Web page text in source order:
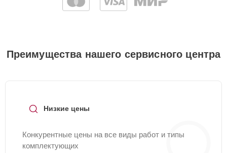
Преимущества нашего сервисного центра
Низкие цены
Конкурентные цены на все виды работ и типы
комплектующих